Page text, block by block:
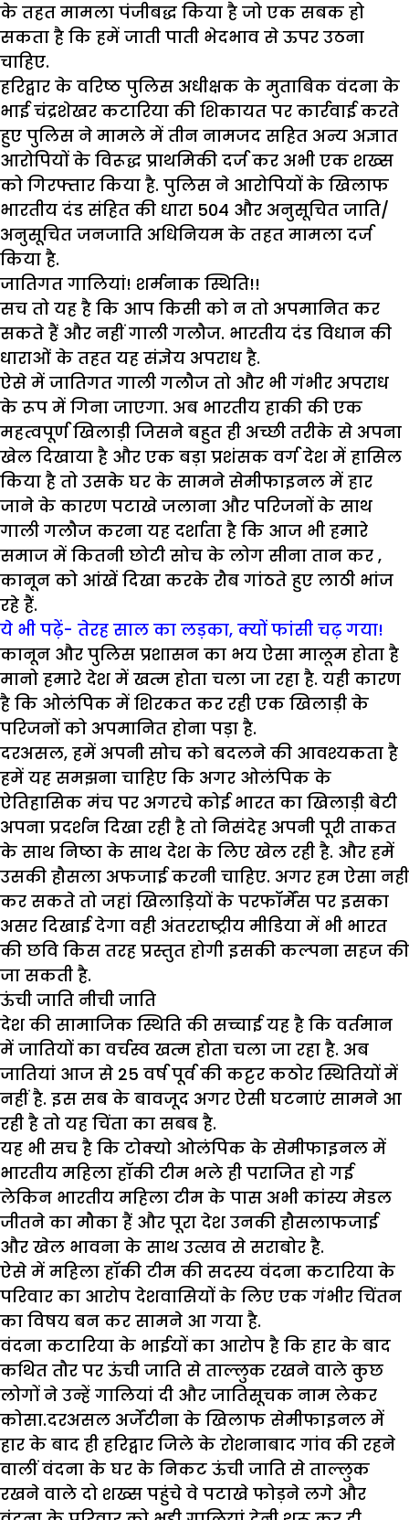
के तहत मामला पंजीबद्ध किया है जो एक सबक हो
सकता है कि हमें जाती पाती भेदभाव से ऊपर उठना
चाहिए.
हरिद्वार के वरिष्ठ पुलिस अधीक्षक के मुताबिक वंदना के
भाई चंद्रशेखर कटारिया की शिकायत पर कार्रवाई करते
हुए पुलिस ने मामले में तीन नामजद सहित अन्य अज्ञात
आरोपियों के विरूद्ध प्राथमिकी दर्ज कर अभी एक शख्स
को गिरफ्तार किया है. पुलिस ने आरोपियों के खिलाफ
भारतीय दंड संहित की धारा 504 और अनुसूचित जाति/
अनुसूचित जनजाति अधिनियम के तहत मामला दर्ज
किया है.
जातिगत गालियां! शर्मनाक स्थिति!!
सच तो यह है कि आप किसी को न तो अपमानित कर
सकते हैं और नहीं गाली गलौज. भारतीय दंड विधान की
धाराओं के तहत यह संज्ञेय अपराध है.
ऐसे में जातिगत गाली गलौज तो और भी गंभीर अपराध
के रूप में गिना जाएगा. अब भारतीय हाकी की एक
महत्वपूर्ण खिलाड़ी जिसने बहुत ही अच्छी तरीके से अपना
खेल दिखाया है और एक बड़ा प्रशंसक वर्ग देश में हासिल
किया है तो उसके घर के सामने सेमीफाइनल में हार
जाने के कारण पटाखे जलाना और परिजनों के साथ
गाली गलौज करना यह दर्शाता है कि आज भी हमारे
समाज में कितनी छोटी सोच के लोग सीना तान कर ,
कानून को आंखें दिखा करके रौब गांठते हुए लाठी भांज
रहे हैं.
ये भी पढ़ें- तेरह साल का लड़का, क्यों फांसी चढ़ गया!
कानून और पुलिस प्रशासन का भय ऐसा मालूम होता है
मानो हमारे देश में खत्म होता चला जा रहा है. यही कारण
है कि ओलंपिक में शिरकत कर रही एक खिलाड़ी के
परिजनों को अपमानित होना पड़ा है.
दरअसल, हमें अपनी सोच को बदलने की आवश्यकता है
हमें यह समझना चाहिए कि अगर ओलंपिक के
ऐतिहासिक मंच पर अगरचे कोई भारत का खिलाड़ी बेटी
अपना प्रदर्शन दिखा रही है तो निसंदेह अपनी पूरी ताकत
के साथ निष्ठा के साथ देश के लिए खेल रही है. और हमें
उसकी हौसला अफजाई करनी चाहिए. अगर हम ऐसा नहीं
कर सकते तो जहां खिलाड़ियों के परफॉर्मेंस पर इसका
असर दिखाई देगा वही अंतरराष्ट्रीय मीडिया में भी भारत
की छवि किस तरह प्रस्तुत होगी इसकी कल्पना सहज की
जा सकती है.
ऊंची जाति नीची जाति
देश की सामाजिक स्थिति की सच्चाई यह है कि वर्तमान
में जातियों का वर्चस्व खत्म होता चला जा रहा है. अब
जातियां आज से 25 वर्ष पूर्व की कट्टर कठोर स्थितियों में
नहीं है. इस सब के बावजूद अगर ऐसी घटनाएं सामने आ
रही है तो यह चिंता का सबब है.
यह भी सच है कि टोक्यो ओलंपिक के सेमीफाइनल में
भारतीय महिला हॉकी टीम भले ही पराजित हो गई
लेकिन भारतीय महिला टीम के पास अभी कांस्य मेडल
जीतने का मौका हैं और पूरा देश उनकी हौसलाफजाई
और खेल भावना के साथ उत्सव से सराबोर है.
ऐसे में महिला हॉकी टीम की सदस्य वंदना कटारिया के
परिवार का आरोप‌ देशवासियों के लिए एक गंभीर चिंतन
का विषय बन कर सामने आ गया है.
वंदना कटारिया के भाईयों का आरोप है कि हार के बाद
कथित तौर पर ऊंची जाति से ताल्लुक रखने वाले कुछ
लोगों ने उन्हें गालियां दी और जातिसूचक नाम लेकर
कोसा.दरअसल अर्जेंटीना के खिलाफ सेमीफाइनल में
हार के बाद ही हरिद्वार जिले के रोशनाबाद गांव की रहने
वालीं वंदना के घर के निकट ऊंची जाति से ताल्लुक
रखने वाले दो शख्स पहुंचे वे पटाखे फोड़ने लगे और